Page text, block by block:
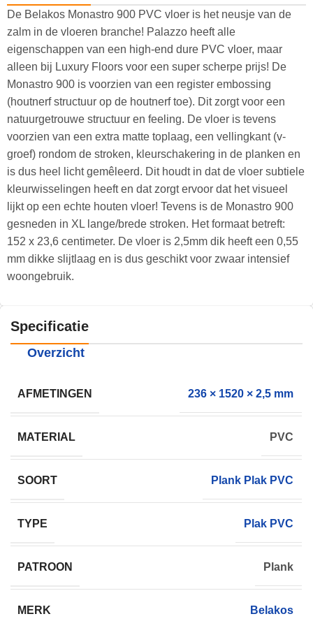
De Belakos Monastro 900 PVC vloer is het neusje van de
zalm in de vloeren branche! Palazzo heeft alle
eigenschappen van een high-end dure PVC vloer, maar
alleen bij Luxury Floors voor een super scherpe prijs! De
Monastro 900 is voorzien van een register embossing
(houtnerf structuur op de houtnerf toe). Dit zorgt voor een
natuurgetrouwe structuur en feeling. De vloer is tevens
voorzien van een extra matte toplaag, een vellingkant (v-
groef) rondom de stroken, kleurschakering in de planken en
is dus heel licht gemêleerd. Dit houdt in dat de vloer subtiele
kleurwisselingen heeft en dat zorgt ervoor dat het visueel
lijkt op een echte houten vloer! Tevens is de Monastro 900
gesneden in XL lange/brede stroken. Het formaat betreft:
152 x 23,6 centimeter. De vloer is 2,5mm dik heeft een 0,55
mm dikke slijtlaag en is dus geschikt voor zwaar intensief
woongebruik.
Specificatie
Overzicht
AFMETINGEN 236 × 1520 × 2,5 mm
MATERIAL PVC
SOORT Plank Plak PVC
TYPE Plak PVC
PATROON Plank
MERK Belakos